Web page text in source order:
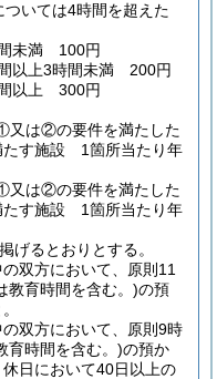
いては4時間を超えた
未満 100円
以上3時間未満 200円
以上 300円
又は②の要件を満たした
す施設 1箇所当たり年
又は②の要件を満たした
す施設 1箇所当たり年
げるとおりとする。
双方において、原則11
教育時間を含む。)の預
双方において、原則9時
育時間を含む。)の預か
日において40日以上の